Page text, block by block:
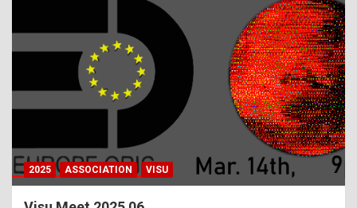
h
a
2025 ASSOCIATION VISU